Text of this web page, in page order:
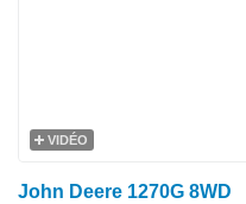
VIDÉO
John Deere 1270G 8WD